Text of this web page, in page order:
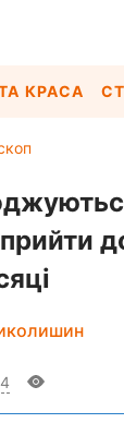
КРАСА